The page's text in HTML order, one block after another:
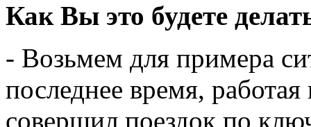
Как Вы это будете
- Возьмем для примера
последнее время,
совершил поездок по